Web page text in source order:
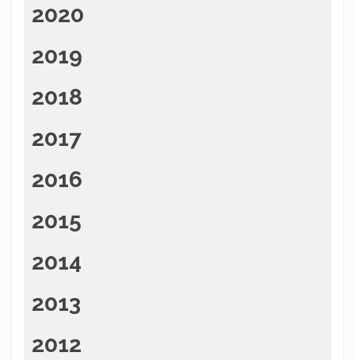
2020
2019
2018
2017
2016
2015
2014
2013
2012